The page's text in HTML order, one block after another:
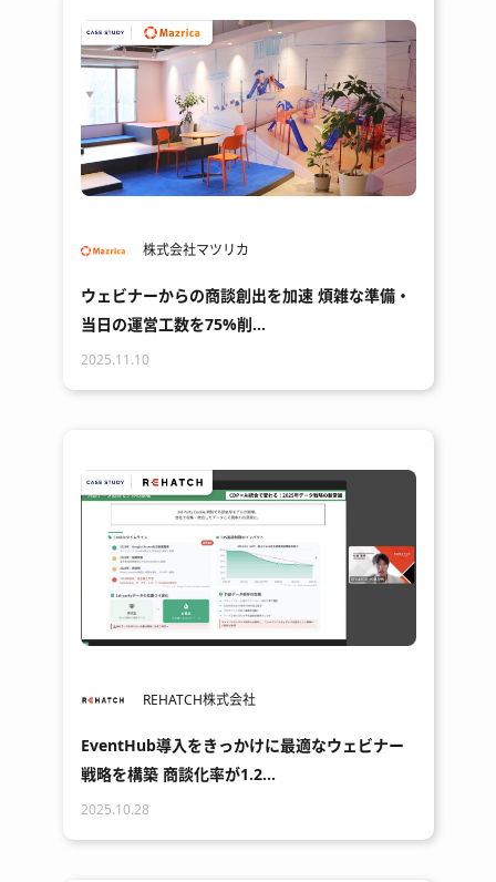
株式会社マツリカ
ウェビナーからの商談創出を加速 煩雑な準備・
当日の運営工数を75%削…
2025.11.10
REHATCH株式会社
EventHub導入をきっかけに最適なウェビナー
戦略を構築 商談化率が1.2…
2025.10.28